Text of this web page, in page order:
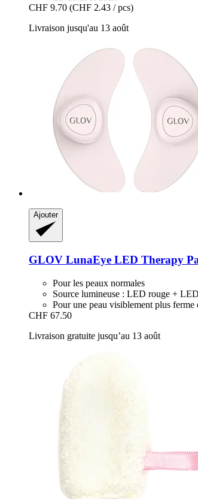
CHF 9.70 (CHF 2.43 / pcs)
Livraison jusqu'au 13 août
Ajouter
GLOV LunaEye LED Therapy
Pour les peaux normales
Source lumineuse : LED rouge +
Pour une peau visiblement plus ferme
CHF 67.50
Livraison gratuite jusqu’au 13 août